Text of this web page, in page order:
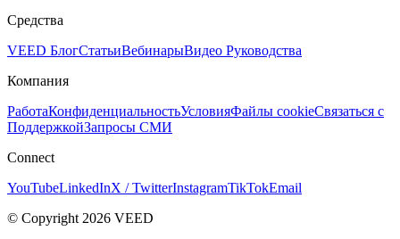
Средства
VEED БлогСтатьиВебинарыВидео Руководства
Компания
РаботаКонфиденциальностьУсловияФайлы cookieСвязаться с
ПоддержкойЗапросы СМИ
Connect
YouTubeLinkedInX / TwitterInstagramTikTokEmail
© Copyright 2026 VEED